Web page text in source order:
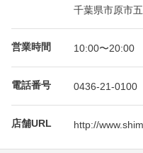
千葉県市原市
営業時間 10:00〜20:00
電話番号 0436-21-0100
店舗URL http://